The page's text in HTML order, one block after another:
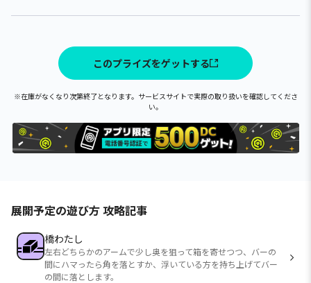
このプライズをゲットする
※在庫がなくなり次第終了となります。サービスサイトで実際の取り扱いを確認してくださ
い。
展開予定の遊び方 攻略記事
橋わたし
左右どちらかのアームで少し奥を狙って箱を寄せつつ、バーの
間にハマったら角を落とすか、浮いている方を持ち上げてバー
の間に落とします。